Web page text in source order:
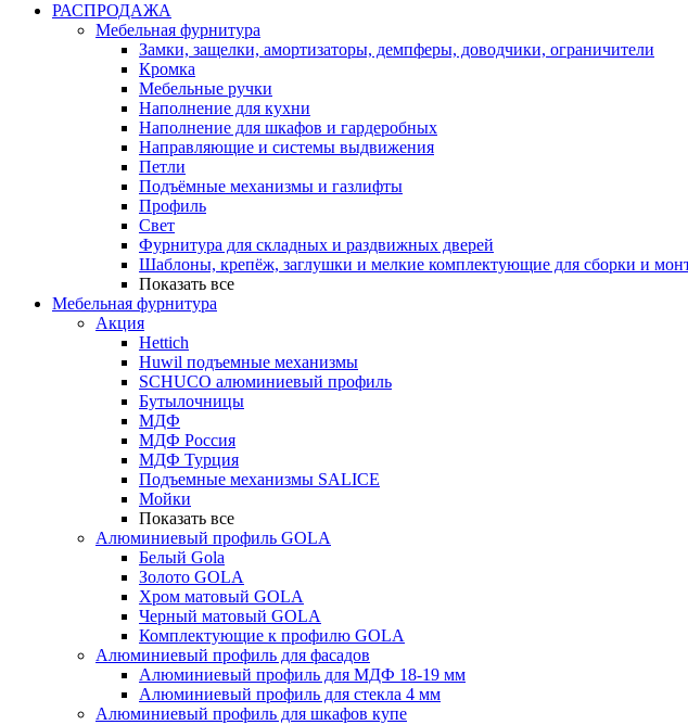
РАСПРОДАЖА
Мебельная фурнитура
Замки, защелки, амортизаторы, демпферы, доводчики, ограничители
Кромка
Мебельные ручки
Наполнение для кухни
Наполнение для шкафов и гардеробных
Направляющие и системы выдвижения
Петли
Подъёмные механизмы и газлифты
Профиль
Свет
Фурнитура для складных и раздвижных дверей
Шаблоны, крепёж, заглушки и мелкие комплектующие для сборки и
Показать все
Мебельная фурнитура
Акция
Hettich
Huwil подъемные механизмы
SCHUCO алюминиевый профиль
Бутылочницы
МДФ
МДФ Россия
МДФ Турция
Подъемные механизмы SALICE
Мойки
Показать все
Алюминиевый профиль GOLA
Белый Gola
Золото GOLA
Хром матовый GOLA
Черный матовый GOLA
Комплектующие к профилю GOLA
Алюминиевый профиль для фасадов
Алюминиевый профиль для МДФ 18-19 мм
Алюминиевый профиль для стекла 4 мм
Алюминиевый профиль для шкафов купе